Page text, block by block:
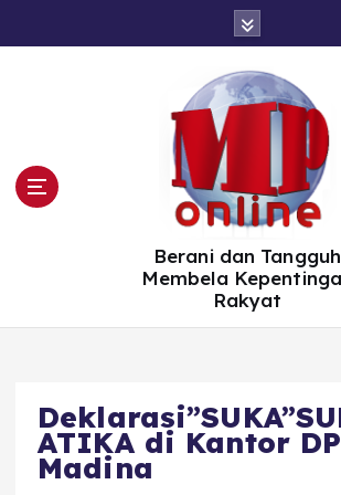
Berani dan Tangguh
Membela
Rakyat
ATIKA di Kantor
Madina